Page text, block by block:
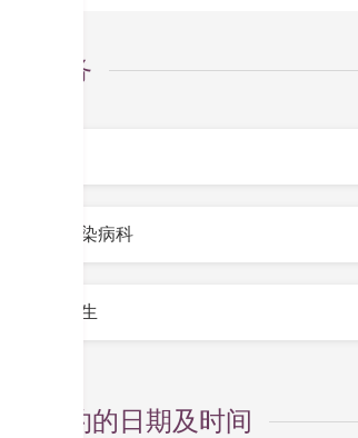
选择服务
选择预约的日期及时间